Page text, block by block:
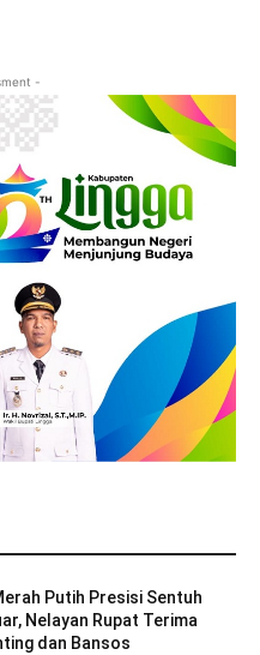
-
Putih Presisi Sentuh
Nelayan Rupat Terima
dan Bansos